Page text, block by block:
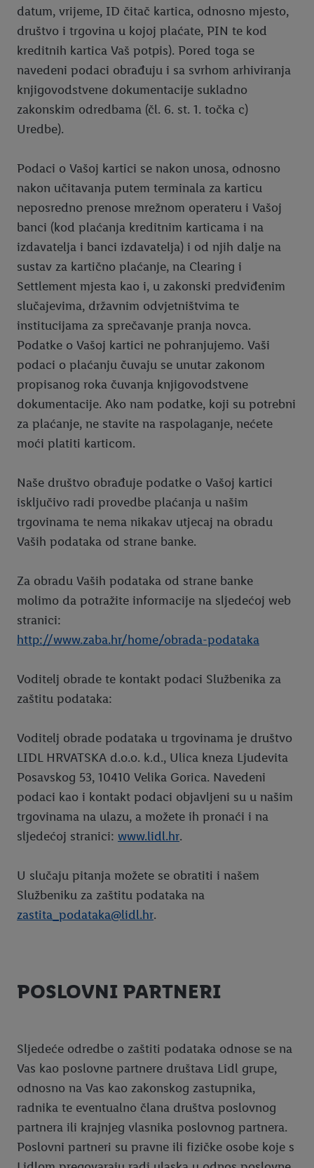
datum, vrijeme, ID čitač kartica, odnosno mjesto,
društvo i trgovina u kojoj plaćate, PIN te kod
kreditnih kartica Vaš potpis). Pored toga se
navedeni podaci obrađuju i sa svrhom arhiviranja
knjigovodstvene dokumentacije sukladno
zakonskim odredbama (čl. 6. st. 1. točka c)
Uredbe).
Podaci o Vašoj kartici se nakon unosa, odnosno
nakon učitavanja putem terminala za karticu
neposredno prenose mrežnom operateru i Vašoj
banci (kod plaćanja kreditnim karticama i na
izdavatelja i banci izdavatelja) i od njih dalje na
sustav za kartično plaćanje, na Clearing i
Settlement mjesta kao i, u zakonski predviđenim
slučajevima, državnim odvjetništvima te
institucijama za sprečavanje pranja novca.
Podatke o Vašoj kartici ne pohranjujemo. Vaši
podaci o plaćanju čuvaju se unutar zakonom
propisanog roka čuvanja knjigovodstvene
dokumentacije. Ako nam podatke, koji su potrebni
za plaćanje, ne stavite na raspolaganje, nećete
moći platiti karticom.
Naše društvo obrađuje podatke o Vašoj kartici
isključivo radi provedbe plaćanja u našim
trgovinama te nema nikakav utjecaj na obradu
Vaših podataka od strane banke.
Za obradu Vaših podataka od strane banke
molimo da potražite informacije na sljedećoj web
stranici:
http://www.zaba.hr/home/obrada-podataka
Voditelj obrade te kontakt podaci Službenika za
zaštitu podataka:
Voditelj obrade podataka u trgovinama je društvo
LIDL HRVATSKA d.o.o. k.d., Ulica kneza Ljudevita
Posavskog 53, 10410 Velika Gorica. Navedeni
podaci kao i kontakt podaci objavljeni su u našim
trgovinama na ulazu, a možete ih pronaći i na
sljedećoj stranici: www.lidl.hr.
U slučaju pitanja možete se obratiti i našem
Službeniku za zaštitu podataka na
zastita_podataka@lidl.hr.
POSLOVNI PARTNERI
Sljedeće odredbe o zaštiti podataka odnose se na
Vas kao poslovne partnere društava Lidl grupe,
odnosno na Vas kao zakonskog zastupnika,
radnika te eventualno člana društva poslovnog
partnera ili krajnjeg vlasnika poslovnog partnera.
Poslovni partneri su pravne ili fizičke osobe koje s